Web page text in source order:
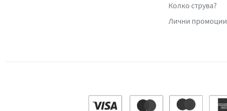
Колко струва?
Лични промоции